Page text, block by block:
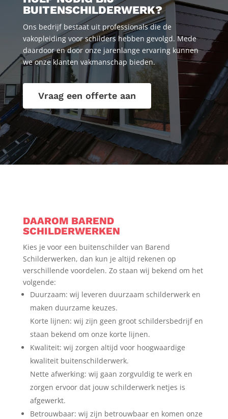
BUITENSCHILDERWERK?
Ons bedrijf bestaat uit professionals die de
vakopleiding voor schilders hebben gevolgd. Mede
daardoor en door onze jarenlange ervaring kunnen
we onze klanten vakmanschap bieden.
Vraag een offerte aan
DAAROM BAREND
SCHILDERWERKEN
Kies je voor een buitenschilder van Barend
Schilderwerken, dan kun je altijd rekenen op
verschillende voordelen. Zo staan wij bekend om het
volgende:
Duurzaam: wij leveren duurzaam schilderwerk en
maken duurzame keuzes.
Korte lijnen: wij zijn geen groot schildersbedrijf en
staan bekend om onze korte lijnen.
Kwaliteit: wij zorgen altijd voor hoogwaardige
kwaliteit buitenschilderwerk.
Nette afwerking: wij gaan zorgvuldig te werk en
zorgen ervoor dat jouw schilderwerk netjes is
afgewerkt.
Betrouwbaar: wij zijn betrouwbaar en komen onze